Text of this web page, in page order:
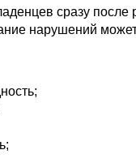
сразу
нарушений